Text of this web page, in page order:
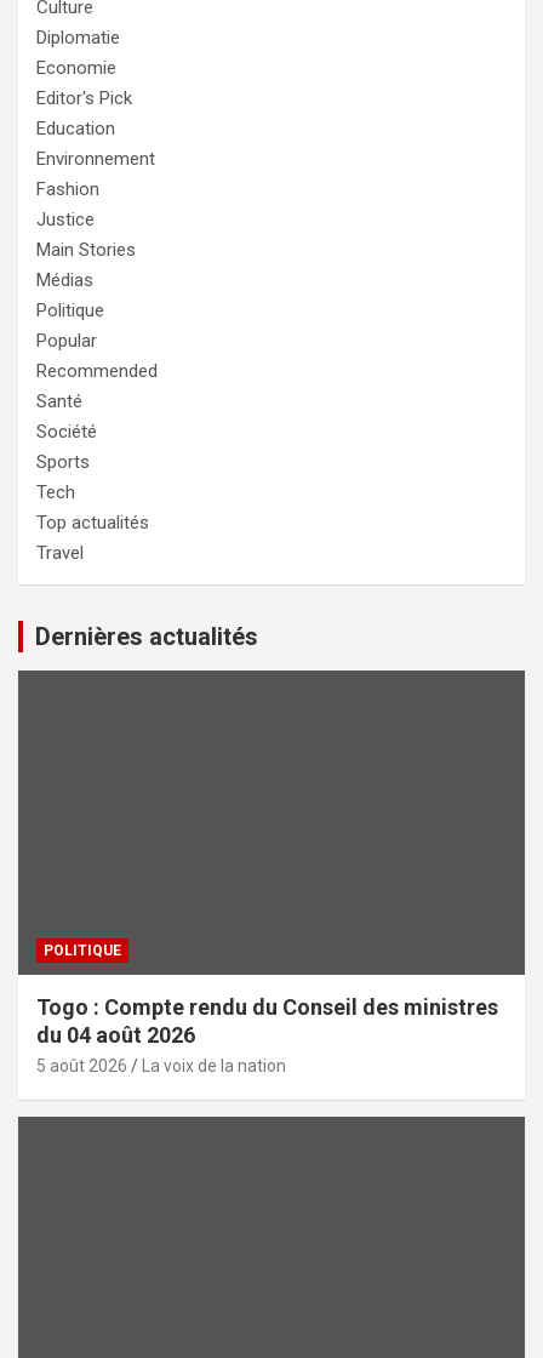
Culture
Diplomatie
Economie
Editor's Pick
Education
Environnement
Fashion
Justice
Main Stories
Médias
Politique
Popular
Recommended
Santé
Société
Sports
Tech
Top actualités
Travel
Dernières actualités
POLITIQUE
Togo : Compte rendu du Conseil des ministres
du 04 août 2026
5 août 2026 La voix de la nation